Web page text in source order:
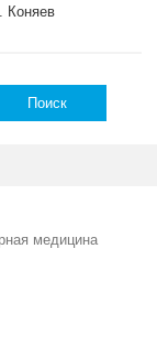
Коняев
медицина